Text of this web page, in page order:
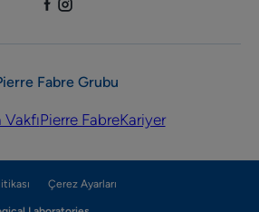
Fabre Grubu
Pierre FabreKariyer
Çerez Ayarları